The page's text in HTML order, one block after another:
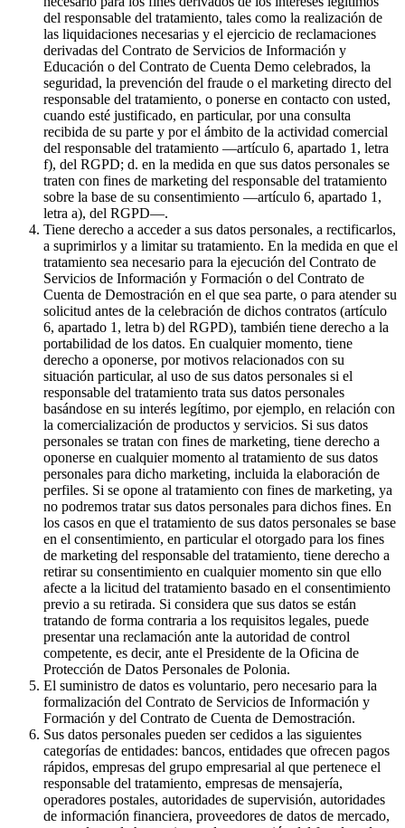
del responsable del tratamiento, tales como la realización de
las liquidaciones necesarias y el ejercicio de reclamaciones
derivadas del Contrato de Servicios de Información y
Educación o del Contrato de Cuenta Demo celebrados, la
seguridad, la prevención del fraude o el marketing directo del
responsable del tratamiento, o ponerse en contacto con usted,
cuando esté justificado, en particular, por una consulta
recibida de su parte y por el ámbito de la actividad comercial
del responsable del tratamiento —artículo 6, apartado 1, letra
f), del RGPD; d. en la medida en que sus datos personales se
traten con fines de marketing del responsable del tratamiento
sobre la base de su consentimiento —artículo 6, apartado 1,
letra a), del RGPD—.
Tiene derecho a acceder a sus datos personales, a rectificarlos,
a suprimirlos y a limitar su tratamiento. En la medida en que el
tratamiento sea necesario para la ejecución del Contrato de
Servicios de Información y Formación o del Contrato de
Cuenta de Demostración en el que sea parte, o para atender su
solicitud antes de la celebración de dichos contratos (artículo
6, apartado 1, letra b) del RGPD), también tiene derecho a la
portabilidad de los datos. En cualquier momento, tiene
derecho a oponerse, por motivos relacionados con su
situación particular, al uso de sus datos personales si el
responsable del tratamiento trata sus datos personales
basándose en su interés legítimo, por ejemplo, en relación con
la comercialización de productos y servicios. Si sus datos
personales se tratan con fines de marketing, tiene derecho a
oponerse en cualquier momento al tratamiento de sus datos
personales para dicho marketing, incluida la elaboración de
perfiles. Si se opone al tratamiento con fines de marketing, ya
no podremos tratar sus datos personales para dichos fines. En
los casos en que el tratamiento de sus datos personales se base
en el consentimiento, en particular el otorgado para los fines
de marketing del responsable del tratamiento, tiene derecho a
retirar su consentimiento en cualquier momento sin que ello
afecte a la licitud del tratamiento basado en el consentimiento
previo a su retirada. Si considera que sus datos se están
tratando de forma contraria a los requisitos legales, puede
presentar una reclamación ante la autoridad de control
competente, es decir, ante el Presidente de la Oficina de
Protección de Datos Personales de Polonia.
El suministro de datos es voluntario, pero necesario para la
formalización del Contrato de Servicios de Información y
Formación y del Contrato de Cuenta de Demostración.
Sus datos personales pueden ser cedidos a las siguientes
categorías de entidades: bancos, entidades que ofrecen pagos
rápidos, empresas del grupo empresarial al que pertenece el
responsable del tratamiento, empresas de mensajería,
operadores postales, autoridades de supervisión, autoridades
de información financiera, proveedores de datos de mercado,